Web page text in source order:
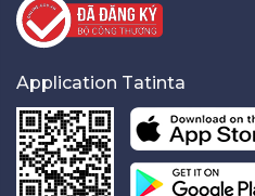
Application Tatinta